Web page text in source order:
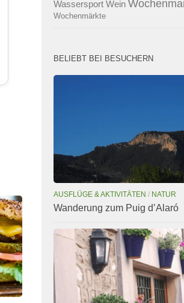
Wassersport Wein
Wochenmärkte
BELIEBT BEI BESUCHERN
AUSFLÜGE & AKTIVITÄTEN / NATUR
Wanderung zum Puig d’Alaró